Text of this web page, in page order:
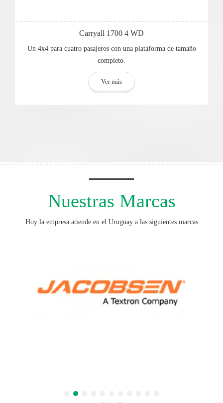
Carryall 1700 4 WD
Un 4x4 para cuatro pasajeros con una plataforma de tamaño
completo.
Ver más
Nuestras Marcas
Hoy la empresa atiende en el Uruguay a las siguientes marcas